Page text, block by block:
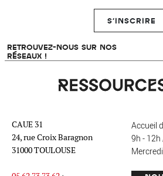
S'INSCRIRE
RETROUVEZ-NOUS SUR NOS
RÉSEAUX !
Ressources 31
CAUE 31
24, rue Croix Baragnon
31000 TOULOUSE
Accueil
9h -